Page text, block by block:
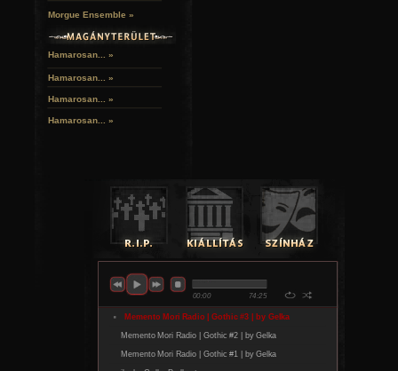
Morgue Ensemble »
Hamarosan... »
Hamarosan... »
Hamarosan... »
Hamarosan... »